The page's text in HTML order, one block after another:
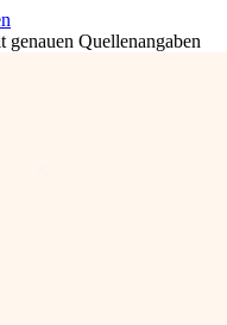
Quellenangaben